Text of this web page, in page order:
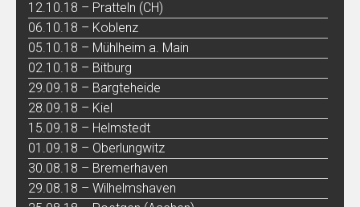
12.10.18 – Pratteln (CH)
06.10.18 – Koblenz
05.10.18 – Mühlheim a. Main
02.10.18 – Bitburg
29.09.18 – Bargteheide
28.09.18 – Kiel
15.09.18 – Helmstedt
01.09.18 – Oberlungwitz
30.08.18 – Bremerhaven
29.08.18 – Wilhelmshaven